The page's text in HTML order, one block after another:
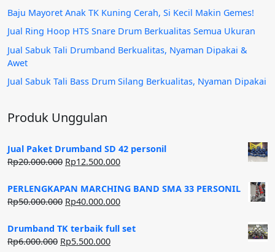
Baju Mayoret Anak TK Kuning Cerah, Si Kecil Makin Gemes!
Jual Ring Hoop HTS Snare Drum Berkualitas Semua Ukuran
Jual Sabuk Tali Drumband Berkualitas, Nyaman Dipakai &
Awet
Jual Sabuk Tali Bass Drum Silang Berkualitas, Nyaman Dipakai
Produk Unggulan
Jual Paket Drumband SD 42 personil
Rp20.000.000 Harga
adalah:
Rp20.000.000.
Rp12.500.000Harga
ini
adalah:
PERLENGKAPAN MARCHING BAND SMA 33 PERSONIL
Rp50.000.000 Harga
adalah:
Rp50.000.000.
Rp40.000.000Harga
ini
Drumband TK terbaik full set
Rp6.000.000 Harga
Rp5.500.000Harga